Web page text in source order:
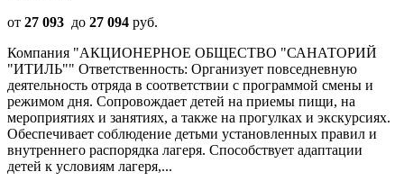
от 27 093 до 27 094 руб.
Компания "АКЦИОНЕРНОЕ ОБЩЕСТВО "САНАТОРИЙ
"ИТИЛЬ"" Ответственность: Организует повседневную
деятельность отряда в соответствии с программой смены и
режимом дня. Сопровождает детей на приемы пищи, на
мероприятиях и занятиях, а также на прогулках и экскурсиях.
Обеспечивает соблюдение детьми установленных правил и
внутреннего распорядка лагеря. Способствует адаптации
детей к условиям лагеря,...